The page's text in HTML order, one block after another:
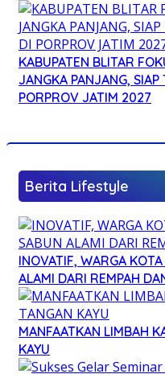
KABUPATEN BLITAR
JANGKA PANJANG,
PORPROV JATIM 2027
Berita Lifestyle
INOVATIF, WARGA
ALAMI DARI REMPAH
MANFAATKAN LIMBAH
KAYU